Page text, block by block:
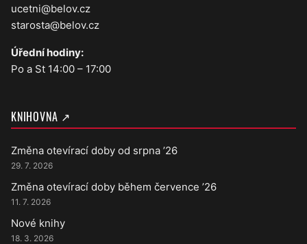
ucetni@belov.cz
starosta@belov.cz
Úřední hodiny:
Po a St 14:00 – 17:00
KNIHOVNA ↗
Změna otevírací doby od srpna ’26
29. 7. 2026
Změna otevírací doby během července ’26
11. 7. 2026
Nové knihy
18. 3. 2026